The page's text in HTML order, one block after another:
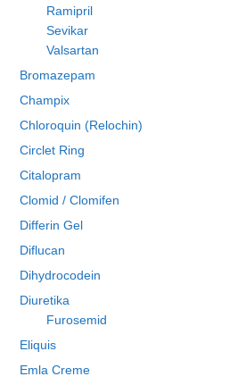
Ramipril
Sevikar
Valsartan
Bromazepam
Champix
Chloroquin (Relochin)
Circlet Ring
Citalopram
Clomid / Clomifen
Differin Gel
Diflucan
Dihydrocodein
Diuretika
Furosemid
Eliquis
Emla Creme